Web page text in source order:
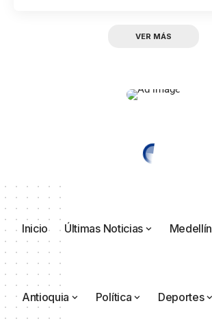
VER MÁS
Inicio Últimas Noticias Medellín
Antioquia Política Deportes